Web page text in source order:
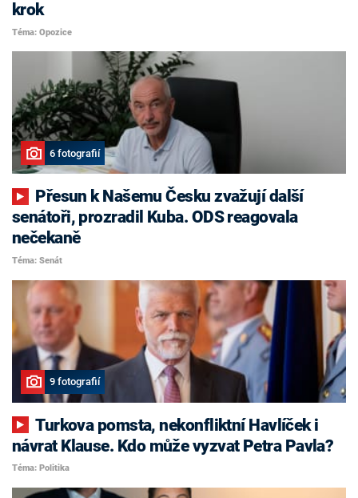
krok
Téma: Opozice
6 fotografií
senátoři, prozradil Kuba. ODS reagovala
nečekaně
Téma: Senát
9 fotografií
Turkova pomsta, nekonfliktní Havlíček i
návrat Klause. Kdo může vyzvat Petra Pavla?
Téma: Politika